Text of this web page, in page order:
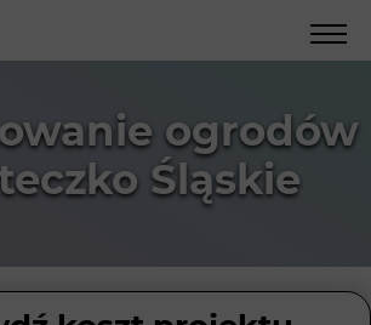
ogrodów
Śląskie